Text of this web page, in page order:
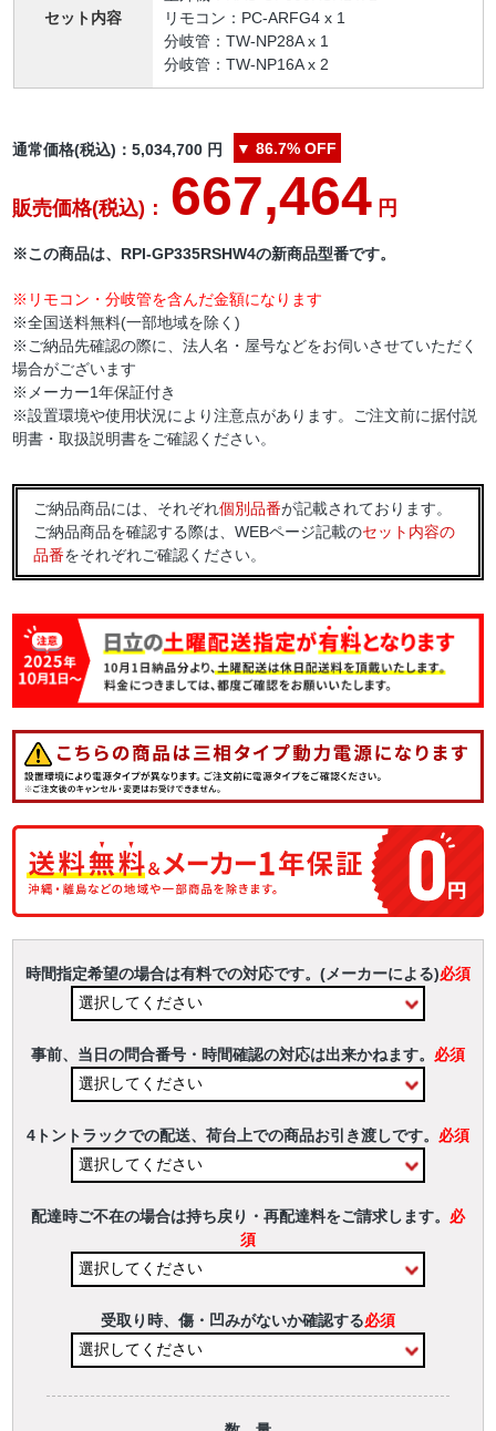
セット内容
リモコン：PC-ARFG4 x 1
分岐管：TW-NP28A x 1
分岐管：TW-NP16A x 2
通常価格(税込)：5,034,700 円 ▼ 86.7% OFF
販売価格(税込)： 667,464 円
※この商品は、RPI-GP335RSHW4の新商品型番です。
※リモコン・分岐管を含んだ金額になります
※全国送料無料(一部地域を除く)
※ご納品先確認の際に、法人名・屋号などをお伺いさせていただく
場合がございます
※メーカー1年保証付き
※設置環境や使用状況により注意点があります。ご注文前に据付説
明書・取扱説明書をご確認ください。
ご納品商品には、それぞれ個別品番が記載されております。
ご納品商品を確認する際は、WEBページ記載のセット内容の
品番をそれぞれご確認ください。
時間指定希望の場合は有料での対応です。(メーカーによる)必須
事前、当日の問合番号・時間確認の対応は出来かねます。 必須
4トントラックでの配送、荷台上での商品お引き渡しです。 必須
配達時ご不在の場合は持ち戻り・再配達料をご請求します。 必
須
受取り時、傷・凹みがないか確認する必須